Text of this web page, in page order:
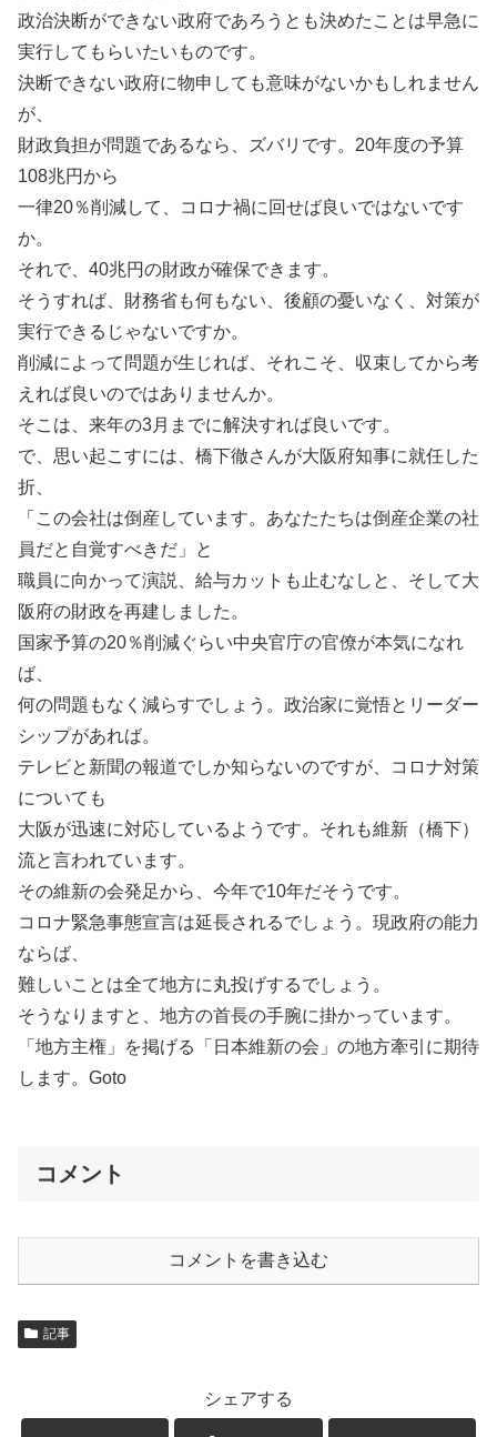
政治決断ができない政府であろうとも決めたことは早急に
実行してもらいたいものです。
決断できない政府に物申しても意味がないかもしれません
が、
財政負担が問題であるなら、ズバリです。20年度の予算
108兆円から
一律20％削減して、コロナ禍に回せば良いではないです
か。
それで、40兆円の財政が確保できます。
そうすれば、財務省も何もない、後顧の憂いなく、対策が
実行できるじゃないですか。
削減によって問題が生じれば、それこそ、収束してから考
えれば良いのではありませんか。
そこは、来年の3月までに解決すれば良いです。
で、思い起こすには、橋下徹さんが大阪府知事に就任した
折、
「この会社は倒産しています。あなたたちは倒産企業の社
員だと自覚すべきだ」と
職員に向かって演説、給与カットも止むなしと、そして大
阪府の財政を再建しました。
国家予算の20％削減ぐらい中央官庁の官僚が本気になれ
ば、
何の問題もなく減らすでしょう。政治家に覚悟とリーダー
シップがあれば。
テレビと新聞の報道でしか知らないのですが、コロナ対策
についても
大阪が迅速に対応しているようです。それも維新（橋下）
流と言われています。
その維新の会発足から、今年で10年だそうです。
コロナ緊急事態宣言は延長されるでしょう。現政府の能力
ならば、
難しいことは全て地方に丸投げするでしょう。
そうなりますと、地方の首長の手腕に掛かっています。
「地方主権」を掲げる「日本維新の会」の地方牽引に期待
します。Goto
コメント
コメントを書き込む
記事
シェアする